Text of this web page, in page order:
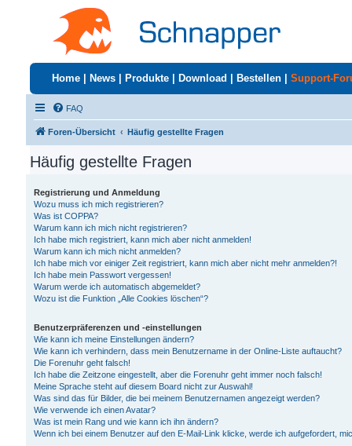
Home News Produkte Download Bestellen Support-
FAQ
Foren-Übersicht Häufig gestellte Fragen
Häufig gestellte Fragen
Registrierung und Anmeldung
Wozu muss ich mich registrieren?
Was ist COPPA?
Warum kann ich mich nicht registrieren?
Ich habe mich registriert, kann mich aber nicht anmelden!
Warum kann ich mich nicht anmelden?
Ich habe mich vor einiger Zeit registriert, kann mich aber nicht mehr anmelden?!
Ich habe mein Passwort vergessen!
Warum werde ich automatisch abgemeldet?
Wozu ist die Funktion „Alle Cookies löschen“?
Benutzerpräferenzen und -einstellungen
Wie kann ich meine Einstellungen ändern?
Wie kann ich verhindern, dass mein Benutzername in der Online-Liste auftaucht?
Die Forenuhr geht falsch!
Ich habe die Zeitzone eingestellt, aber die Forenuhr geht immer noch falsch!
Meine Sprache steht auf diesem Board nicht zur Auswahl!
Was sind das für Bilder, die bei meinem Benutzernamen angezeigt werden?
Wie verwende ich einen Avatar?
Was ist mein Rang und wie kann ich ihn ändern?
Wenn ich bei einem Benutzer auf den E-Mail-Link klicke, werde ich aufgefordert,